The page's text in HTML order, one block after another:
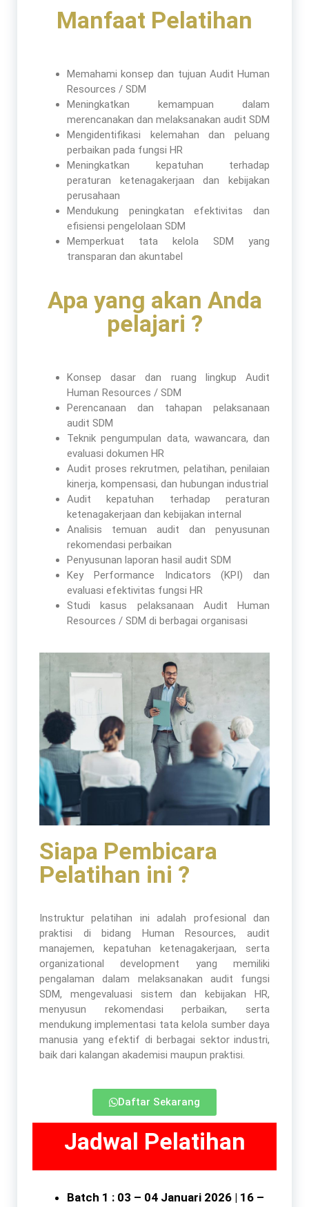
Manfaat Pelatihan​
Memahami konsep dan tujuan Audit Human
Resources / SDM
Meningkatkan kemampuan dalam
merencanakan dan melaksanakan audit SDM
Mengidentifikasi kelemahan dan peluang
perbaikan pada fungsi HR
Meningkatkan kepatuhan terhadap
peraturan ketenagakerjaan dan kebijakan
perusahaan
Mendukung peningkatan efektivitas dan
efisiensi pengelolaan SDM
Memperkuat tata kelola SDM yang
transparan dan akuntabel
Apa yang akan Anda
pelajari ?
Konsep dasar dan ruang lingkup Audit
Human Resources / SDM
Perencanaan dan tahapan pelaksanaan
audit SDM
Teknik pengumpulan data, wawancara, dan
evaluasi dokumen HR
Audit proses rekrutmen, pelatihan, penilaian
kinerja, kompensasi, dan hubungan industrial
Audit kepatuhan terhadap peraturan
ketenagakerjaan dan kebijakan internal
Analisis temuan audit dan penyusunan
rekomendasi perbaikan
Penyusunan laporan hasil audit SDM
Key Performance Indicators (KPI) dan
evaluasi efektivitas fungsi HR
Studi kasus pelaksanaan Audit Human
Resources / SDM di berbagai organisasi
Siapa Pembicara
Pelatihan ini ?
Instruktur pelatihan ini adalah profesional dan
praktisi di bidang Human Resources, audit
manajemen, kepatuhan ketenagakerjaan, serta
organizational development yang memiliki
pengalaman dalam melaksanakan audit fungsi
SDM, mengevaluasi sistem dan kebijakan HR,
menyusun rekomendasi perbaikan, serta
mendukung implementasi tata kelola sumber daya
manusia yang efektif di berbagai sektor industri,
baik dari kalangan akademisi maupun praktisi.
Daftar Sekarang
Jadwal Pelatihan
Batch 1 : 03 – 04 Januari 2026 | 16 –